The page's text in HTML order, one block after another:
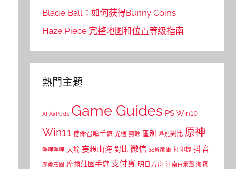
Blade Ball：如何获得Bunny Coins
Haze Piece 完整地图和位置等级指南
熱門主題
AI AirPods Game Guides PS Win10
Win11 使命召喚手遊 光遇 剪映 區別 區別對比 原神
嗶哩嗶哩 天諭 妄想山海 對比 微信 怒斬屠龍 打印機 抖音
摩爾莊園 摩爾莊園手遊 支付寶 明日方舟 江南百景圖 淘寶